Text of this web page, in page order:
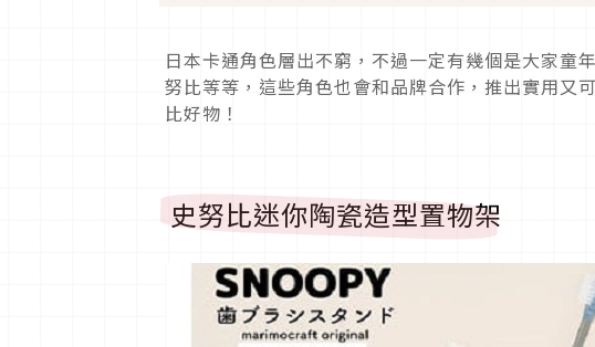
日本卡通角色層出不窮，不過一定有幾個是大家
努比等等，這些角色也會和品牌合作，推出實用又
比好物！
史努比迷你陶瓷造型置物架